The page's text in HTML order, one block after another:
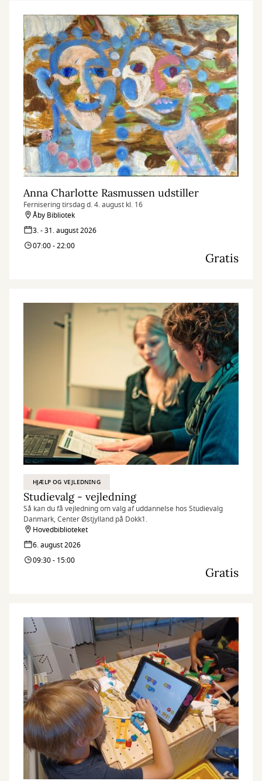
Anna Charlotte Rasmussen udstiller
Fernisering tirsdag d. 4. august kl. 16
Åby Bibliotek
3. - 31. august 2026
07:00 - 22:00
Gratis
HJÆLP OG VEJLEDNING
Studievalg - vejledning
Så kan du få vejledning om valg af uddannelse hos Studievalg
Danmark, Center Østjylland på Dokk1.
Hovedbiblioteket
6. august 2026
09:30 - 15:00
Gratis